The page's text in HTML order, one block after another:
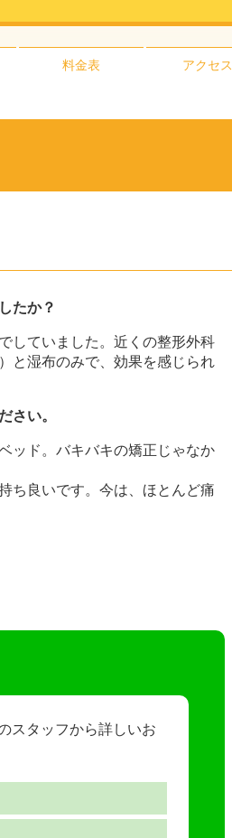
料金表 アクセス
たか？
していました。近くの整形外科
と湿布のみで、効果を感じられ
さい。
ッド。バキバキの矯正じゃなか
ち良いです。今は、ほとんど痛
スタッフから詳しいお